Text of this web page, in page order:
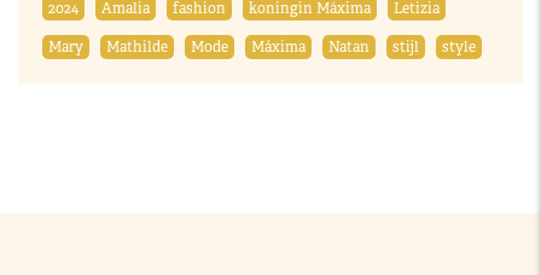
2024 Amalia fashion koningin Máxima
Letizia
Mary
Mathilde Mode Máxima Natan stijl style